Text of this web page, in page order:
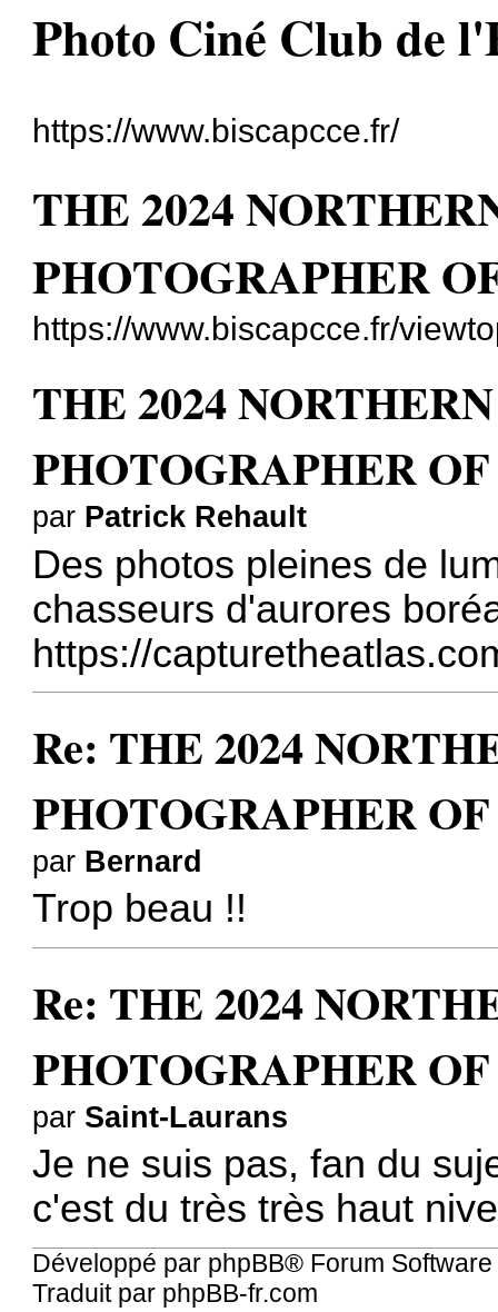
Photo Ciné Club de
https://www.biscapcce.fr/
THE 2024
PHOTOGRAPHER
https://www.biscapcce.fr/
THE 2024
PHOTOGRAPHER
par Patrick Rehault
Des photos pleines de
chasseurs d'aurores
https://
Re: THE 2024
PHOTOGRAPHER
par Bernard
Trop beau !!
Re: THE 2024
PHOTOGRAPHER
par Saint-Laurans
Je ne suis pas, fan du
c'est du très très haut
Développé par phpBB® Forum
Traduit par phpBB-fr.com